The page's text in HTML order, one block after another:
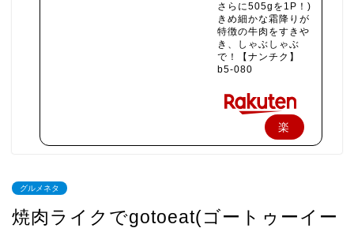
さらに505gを1P！)
きめ細かな霜降りが
特徴の牛肉をすきや
き、しゃぶしゃぶ
で！【ナンチク】
b5-080
楽
グルメネタ
焼肉ライクでgotoeat(ゴートゥーイー